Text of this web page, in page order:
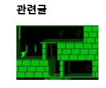
관련글